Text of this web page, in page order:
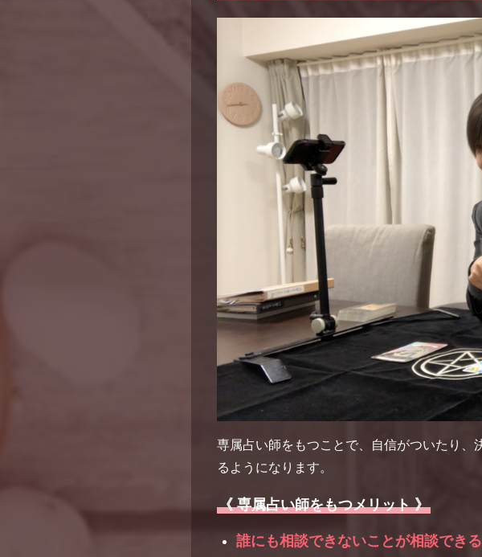
専属占い師をもつことで、自信がついたり、
るようになります。
《 専属占い師をもつメリット 》
誰にも相談できないことが相談できる